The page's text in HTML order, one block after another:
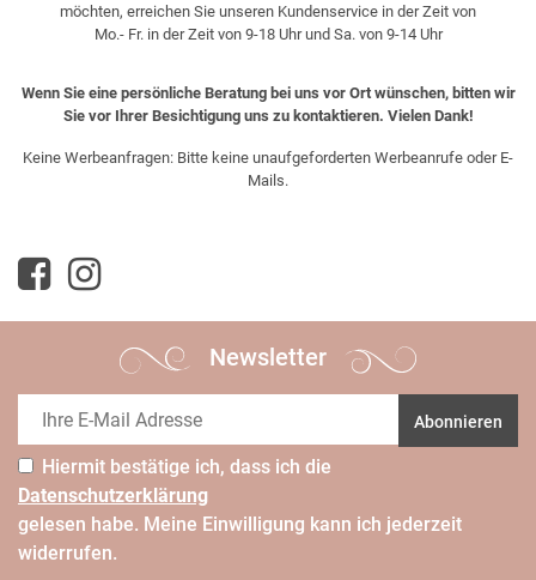
möchten, erreichen Sie unseren Kundenservice in der Zeit von
Mo.- Fr. in der Zeit von 9-18 Uhr und Sa. von 9-14 Uhr
Wenn Sie eine persönliche Beratung bei uns vor Ort wünschen, bitten wir
Sie vor Ihrer Besichtigung uns zu kontaktieren. Vielen Dank!
Keine Werbeanfragen: Bitte keine unaufgeforderten Werbeanrufe oder E-
Mails.
Newsletter
Abonnieren
Hiermit bestätige ich, dass ich die
Daten­schutz­erklärung
gelesen habe. Meine Einwilligung kann ich jederzeit
widerrufen.